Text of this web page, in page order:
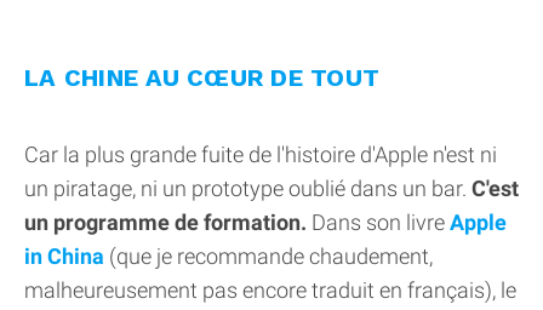
LA CHINE AU CŒUR DE TOUT
Car la plus grande fuite de l'histoire d'Apple n'est ni
un piratage, ni un prototype oublié dans un bar. C'est
un programme de formation. Dans son livreApple
in China (que je recommande chaudement,
malheureusement pas encore traduit en français), le